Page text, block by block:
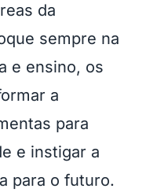
da
sempre na
e ensino, os
a
para
e instigar a
para o futuro.